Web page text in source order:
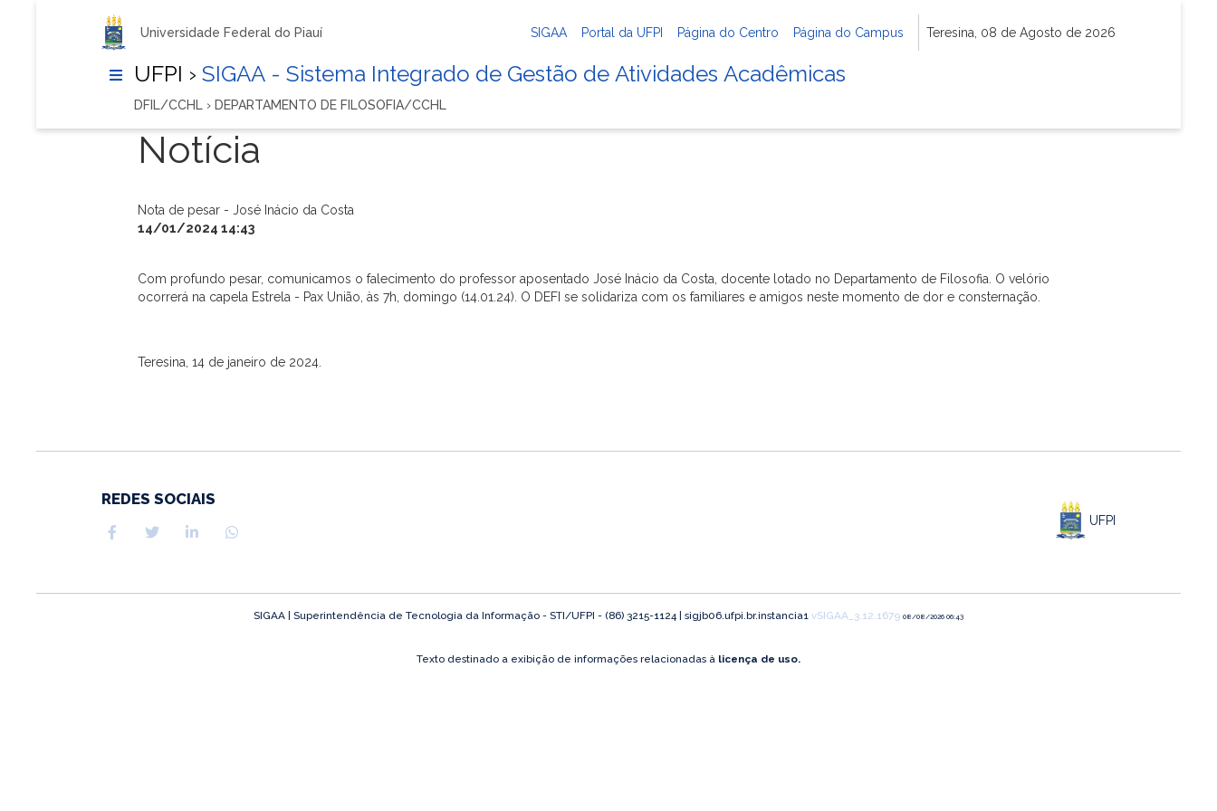
Universidade Federal do Piauí SIGAA Portal da UFPI Página do Centro Página do Campus Teresina, 08 de Agosto de 2026
UFPI › SIGAA - Sistema Integrado de Gestão de Atividades Acadêmicas
DFIL/CCHL › DEPARTAMENTO DE FILOSOFIA/CCHL
Notícia
Nota de pesar - José Inácio da Costa
14/01/2024 14:43
Com profundo pesar, comunicamos o falecimento do professor aposentado José Inácio da Costa, docente lotado no Departamento de Filosofia. O velório
ocorrerá na capela Estrela - Pax União, às 7h, domingo (14.01.24). O DEFI se solidariza com os familiares e amigos neste momento de dor e consternação.
Teresina, 14 de janeiro de 2024.
REDES SOCIAIS
UFPI
SIGAA | Superintendência de Tecnologia da Informação - STI/UFPI - (86) 3215-1124 | sigjb06.ufpi.br.instancia1 vSIGAA_3.12.1679 08/08/2026 06:43
Texto destinado a exibição de informações relacionadas à licença de uso.